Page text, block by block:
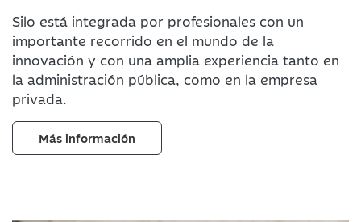
Silo está integrada por profesionales con un
importante recorrido en el mundo de la
innovación y con una amplia experiencia tanto en
la administración pública, como en la empresa
privada.
Más información